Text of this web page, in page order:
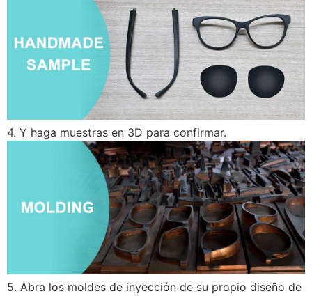
4. Y haga muestras en 3D para confirmar.
5. Abra los moldes de inyección de su propio diseño de